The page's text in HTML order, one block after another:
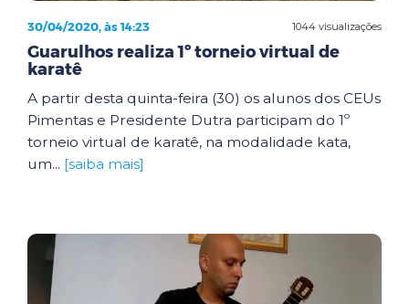
1044 visualizações
30/04/2020, às 14:23
Guarulhos realiza 1º torneio virtual de
karatê
A partir desta quinta-feira (30) os alunos dos CEUs
Pimentas e Presidente Dutra participam do 1º
torneio virtual de karatê, na modalidade kata,
um... [saiba mais]